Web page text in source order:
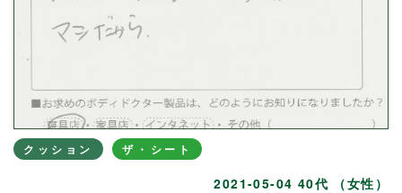
クッション ザ・シート
2021-05-04 40代 （女性）